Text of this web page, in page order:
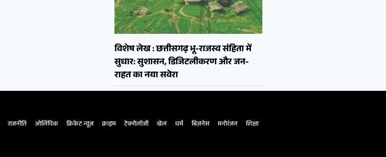
विशेष लेख : छत्तीसगढ़ भू-राजस्व संहिता में
सुधार: सुशासन, डिजिटलीकरण और जन-
राहत का नया सवेरा
राजनीति ओलिंपिक क्रिकेट न्यूज़ क्राइम टेक्नोलॉजी खेल धर्म बिज़नेस मनोरंजन शिक्षा